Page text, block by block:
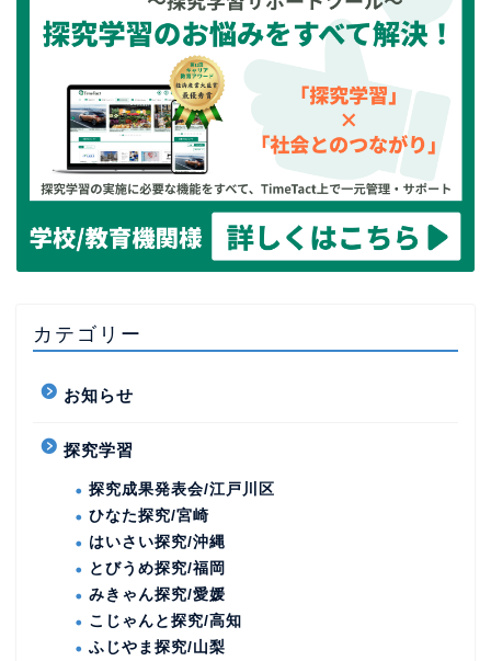
カテゴリー
お知らせ
探究学習
探究成果発表会/江戸川区
ひなた探究/宮崎
はいさい探究/沖縄
とびうめ探究/福岡
みきゃん探究/愛媛
こじゃんと探究/高知
ふじやま探究/山梨